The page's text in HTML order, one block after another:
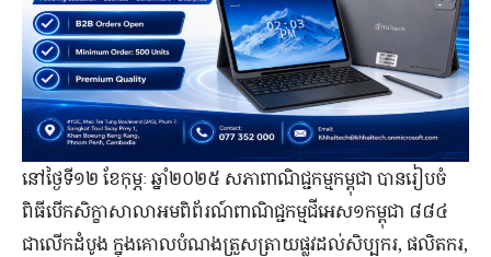
នៅថ្ងៃទី១២ ខែកុម្ភៈ ឆ្នាំ២០២៥ សភាពាណិជ្ជកម្មកម្ពុជា បានរៀបចំ
ពិធីបើកសិក្ខាសាលាអមពិព័រណ៍ពាណិជ្ជកម្មជីអេស១កម្ពុជា ៨៨៤
ជាលើកដំបូង ក្នុងគោលបំណងត្រួសត្រាយផ្លូវដល់សិប្បករ, ផលិតករ,